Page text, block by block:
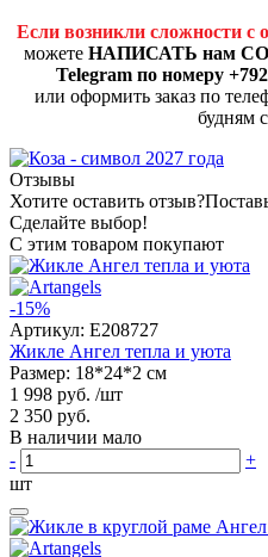
Если возникли сложности с
можете НАПИСАТЬ нам
Telegram по номеру
или оформить заказ по
будням
Отзывы
Хотите оставить отзыв?
Сделайте выбор!
С этим товаром покупают
-15%
Артикул: E208727
Жикле Ангел тепла и уюта
Размер: 18*24*2 см
1 998 руб. /шт
2 350 руб.
В наличии мало
-
+
шт